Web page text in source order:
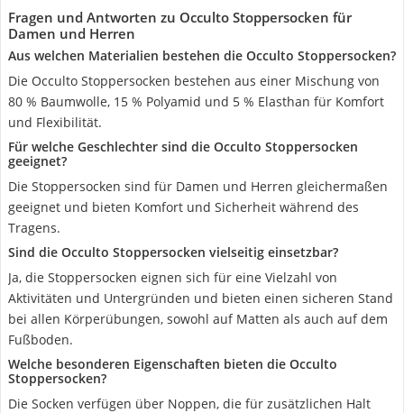
Fragen und Antworten zu Occulto Stoppersocken für
Damen und Herren
Aus welchen Materialien bestehen die Occulto Stoppersocken?
Die Occulto Stoppersocken bestehen aus einer Mischung von
80 % Baumwolle, 15 % Polyamid und 5 % Elasthan für Komfort
und Flexibilität.
Für welche Geschlechter sind die Occulto Stoppersocken
geeignet?
Die Stoppersocken sind für Damen und Herren gleichermaßen
geeignet und bieten Komfort und Sicherheit während des
Tragens.
Sind die Occulto Stoppersocken vielseitig einsetzbar?
Ja, die Stoppersocken eignen sich für eine Vielzahl von
Aktivitäten und Untergründen und bieten einen sicheren Stand
bei allen Körperübungen, sowohl auf Matten als auch auf dem
Fußboden.
Welche besonderen Eigenschaften bieten die Occulto
Stoppersocken?
Die Socken verfügen über Noppen, die für zusätzlichen Halt